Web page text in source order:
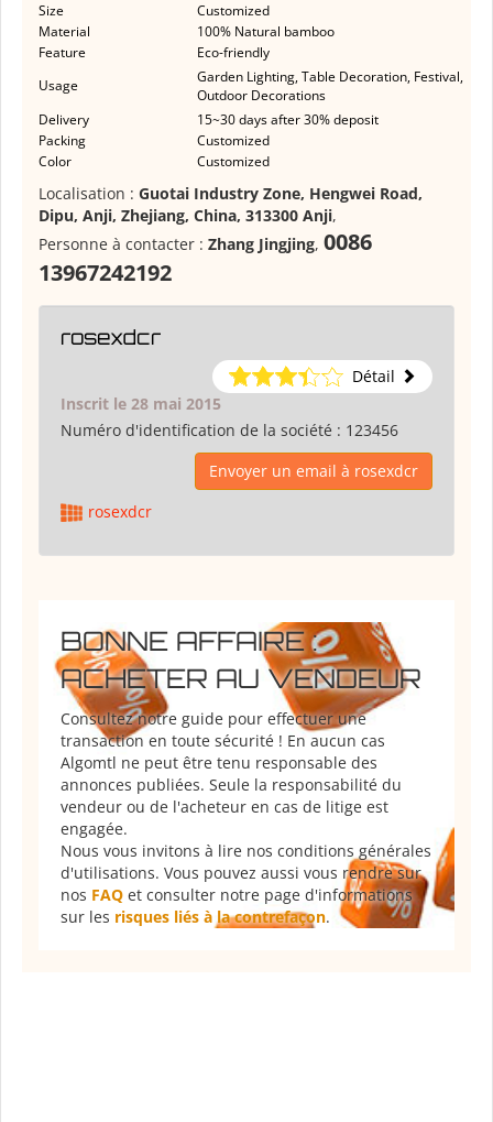
Size
Customized
Material
100% Natural bamboo
Feature
Eco-friendly
Usage
Garden Lighting, Table Decoration, Festival,
Outdoor Decorations
Delivery
15~30 days after 30% deposit
Packing
Customized
Color
Customized
Localisation : Guotai Industry Zone, Hengwei Road,
Dipu, Anji, Zhejiang, China, 313300 Anji,
Personne à contacter : Zhang Jingjing, 0086
13967242192
rosexdcr
Détail
Inscrit le 28 mai 2015
Numéro d'identification de la société : 123456
Envoyer un email à rosexdcr
rosexdcr
BONNE AFFAIRE :
ACHETER AU VENDEUR
Consultez notre guide pour effectuer une
transaction en toute sécurité ! En aucun cas
Algomtl ne peut être tenu responsable des
annonces publiées. Seule la responsabilité du
vendeur ou de l'acheteur en cas de litige est
engagée.
Nous vous invitons à lire nos conditions générales
d'utilisations. Vous pouvez aussi vous rendre sur
nos FAQ et consulter notre page d'informations
sur les risques liés à la contrefaçon.